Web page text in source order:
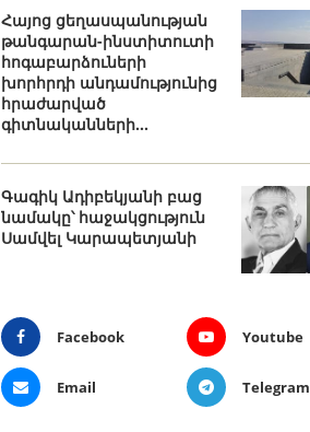
Հայոց ցեղասպանության
թանգարան-ինստիտուտի
հոգաբարձուների
խորհրդի անդամությունից
հրաժարված
գիտնականների...
Գագիկ Ադիբեկյանի բաց
նամակը՝ հաջակցություն
Սամվել Կարապետյանի
Facebook Youtube
Email Telegram